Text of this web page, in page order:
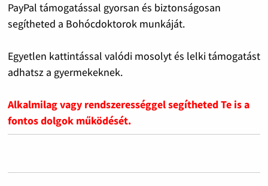
PayPal támogatással gyorsan és biztonságosan
segítheted a Bohócdoktorok munkáját.
Egyetlen kattintással valódi mosolyt és lelki támogatást
adhatsz a gyermekeknek.
Alkalmilag vagy rendszerességgel segítheted Te is a
fontos dolgok működését.